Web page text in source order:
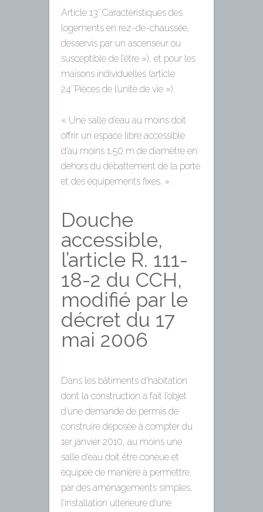
Article 13″Caractéristiques des
logements en rez-de-chaussée,
desservis par un ascenseur ou
susceptible de l’être »), et pour les
maisons individuelles (article
24″Pièces de l’unité de vie »).
« Une salle d’eau au moins doit
offrir un espace libre accessible
d’au moins 1,50 m de diamètre en
dehors du débattement de la porte
et des équipements fixes. ».
Douche
accessible,
l’article R. 111-
18-2 du CCH,
modifié par le
décret du 17
mai 2006
Dans les bâtiments d’habitation
dont la construction a fait l’objet
d’une demande de permis de
construire déposée à compter du
1er janvier 2010, au moins une
salle d’eau doit être conèue et
équipée de manière à permettre,
par des aménagements simples,
l’installation ultérieure d’une